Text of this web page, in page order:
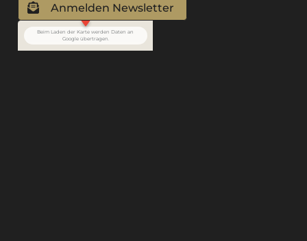
Anmelden Newsletter
Beim Laden der Karte werden Daten an
Google übertragen.